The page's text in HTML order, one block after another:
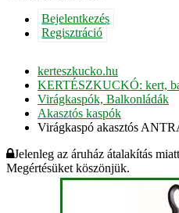
Bejelentkezés
Regisztráció
kerteszkucko.hu
KERTÉSZKUCKÓ: kert,
Virágkaspók, Balkonládák
Akasztós kaspók
Virágkaspó akasztós
Jelenleg az áruház átalakítás
Megértésüket köszönjük.